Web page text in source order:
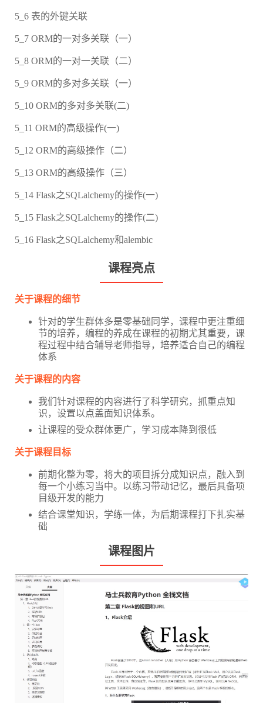
5_6 表的外键关联
5_7 ORM的一对多关联（一）
5_8 ORM的一对一关联（二）
5_9 ORM的多对多关联（一）
5_10 ORM的多对多关联(二)
5_11 ORM的高级操作(一)
5_12 ORM的高级操作（二）
5_13 ORM的高级操作（三）
5_14 Flask之SQLalchemy的操作(一)
5_15 Flask之SQLalchemy的操作(二)
5_16 Flask之SQLalchemy和alembic
课程亮点
关于课程的细节
针对的学生群体多是零基础同学，课程中更注重细
节的培养，编程的养成在课程的初期尤其重要，课
程过程中结合辅导老师指导，培养适合自己的编程
体系
关于课程的内容
我们针对课程的内容进行了科学研究，抓重点知
识，设置以点盖面知识体系。
让课程的受众群体更广，学习成本降到很低
关于课程目标
前期化整为零，将大的项目拆分成知识点，融入到
每一个小练习当中。以练习带动记忆，最后具备项
目级开发的能力
结合课堂知识，学练一体，为后期课程打下扎实基
础
课程图片